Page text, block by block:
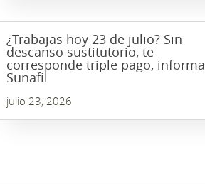
¿Trabajas hoy 23 de julio? Sin
descanso sustitutorio, te
corresponde triple pago, informa
Sunafil
julio 23, 2026